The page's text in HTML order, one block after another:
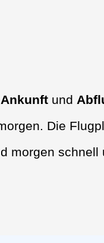
Ankunft und
Die
morgen